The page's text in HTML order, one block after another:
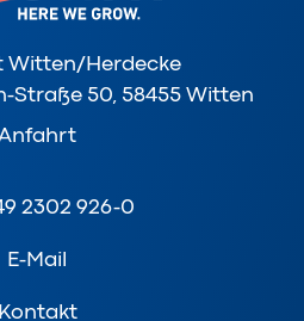
Witten/Herdecke
Straße 50, 58455 Witten
2302 926-0
E-Mail
Kontakt